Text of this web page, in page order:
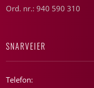
Ord. nr.: 940 590 310
SNARVEIER
Telefon: